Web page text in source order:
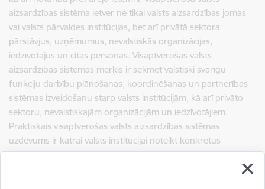
aizsardzības sistēma ietver ne tikai valsts aizsardzības jomas
vai valsts pārvaldes institūcijas, bet arī privātā sektora
pārstāvjus, uzņēmumus, nevalstiskās organizācijas,
iedzīvotājus un citas personas. Visaptverošas valsts
aizsardzības sistēmas mērķis ir sekmēt valstiski svarīgu
funkciju darbību plānošanas, koordinēšanas un partnerības
sistēmas izveidošanu starp valsts institūcijām, kā arī privāto
sektoru, nevalstiskajām organizācijām un iedzīvotājiem.
Praktiskais visaptverošas valsts aizsardzības sistēmas
uzdevums ir katrai valsts institūcijai noteikt konkrētus
uzdevumus un lomu valsts aizsardzībā.